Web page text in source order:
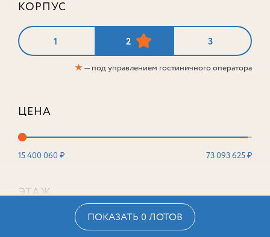
КОРПУС
1 2 3
★— под управлением гостиничного оператора
ЦЕНА
15 400 060 ₽ 73 093 625 ₽
ЭТАЖ
ПОКАЗАТЬ 0 ЛОТОВ